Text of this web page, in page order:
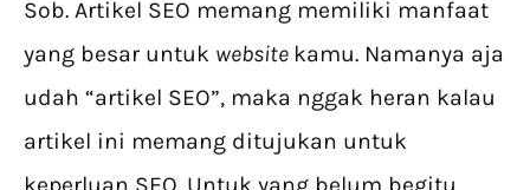
Sob. Artikel SEO memang memiliki manfaat
yang besar untuk website kamu. Namanya aja
udah “artikel SEO”, maka nggak heran kalau
artikel ini memang ditujukan untuk